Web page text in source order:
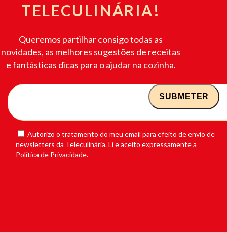
TELECULINÁRIA!
Queremos partilhar consigo todas as
novidades, as melhores sugestões de receitas
e fantásticas dicas para o ajudar na cozinha.
Autorizo o tratamento do meu email para efeito de envio de
newsletters da Teleculinária. Li e aceito expressamente a
Política de Privacidade.